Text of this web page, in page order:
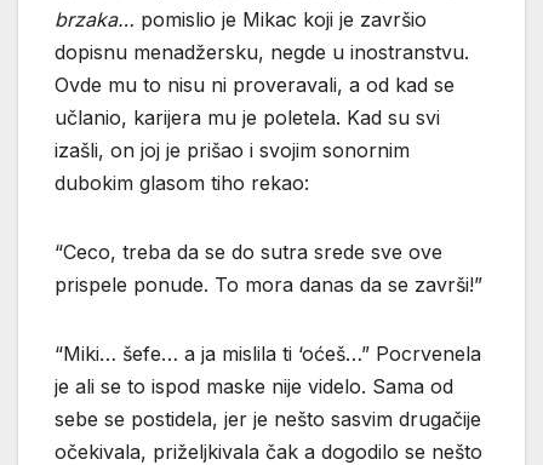
brzaka… pomislio je Mikac koji je završio
dopisnu menadžersku, negde u inostranstvu.
Ovde mu to nisu ni proveravali, a od kad se
učlanio, karijera mu je poletela. Kad su svi
izašli, on joj je prišao i svojim sonornim
dubokim glasom tiho rekao:
“Ceco, treba da se do sutra srede sve ove
prispele ponude. To mora danas da se završi!”
“Miki… šefe… a ja mislila ti ‘oćeš…” Pocrvenela
je ali se to ispod maske nije videlo. Sama od
sebe se postidela, jer je nešto sasvim drugačije
očekivala, priželjkivala čak a dogodilo se nešto